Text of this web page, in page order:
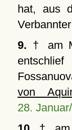
hat, aus
9. † am
von
28.